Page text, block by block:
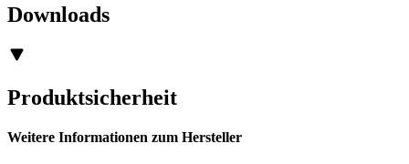
Downloads
Produktsicherheit
Weitere Informationen zum Hersteller